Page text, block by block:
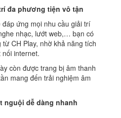
đa phương tiện vô tận
ứng mọi nhu cầu giải trí
nhạc, lướt web,… bạn có
CH Play, nhờ khả năng tích
internet.
còn được trang bị âm thanh
mang đến trải nghiệm âm
nguội dễ dàng nhanh